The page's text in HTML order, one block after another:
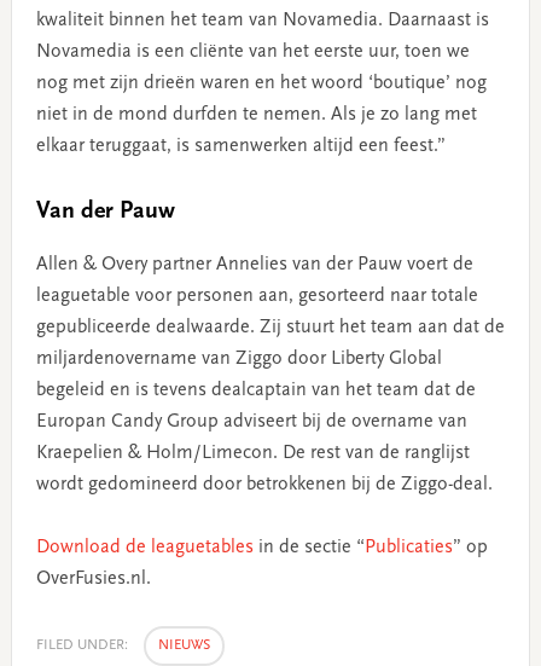
kwaliteit binnen het team van Novamedia. Daarnaast is
Novamedia is een cliënte van het eerste uur, toen we
nog met zijn drieën waren en het woord ‘boutique’ nog
niet in de mond durfden te nemen. Als je zo lang met
elkaar teruggaat, is samenwerken altijd een feest.”
Van der Pauw
Allen & Overy partner Annelies van der Pauw voert de
leaguetable voor personen aan, gesorteerd naar totale
gepubliceerde dealwaarde. Zij stuurt het team aan dat de
miljardenovername van Ziggo door Liberty Global
begeleid en is tevens dealcaptain van het team dat de
Europan Candy Group adviseert bij de overname van
Kraepelien & Holm/Limecon. De rest van de ranglijst
wordt gedomineerd door betrokkenen bij de Ziggo-deal.
Download de leaguetables in de sectie “ Publicaties” op
OverFusies.nl.
FILED UNDER: NIEUWS